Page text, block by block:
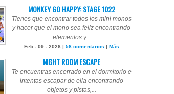
MONKEY GO HAPPY: STAGE 1022
Tienes que encontrar todos los mini monos
y hacer que el mono sea feliz encontrando
elementos y...
Feb - 09 - 2026 | 58 comentarios | Más
NIGHT ROOM ESCAPE
Te encuentras encerrado en el dormitorio e
intentas escapar de ella encontrando
objetos y pistas,...